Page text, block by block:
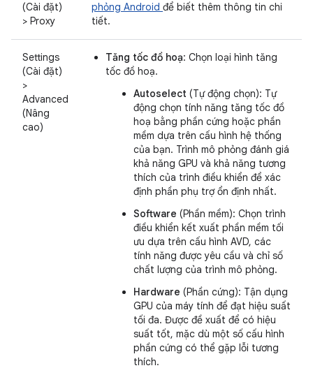
(Cài đặt)
> Proxy
phỏng Android để biết thêm thông tin chi
tiết.
Settings
(Cài đặt)
>
Advanced
(Nâng
cao)
Tăng tốc đồ hoạ: Chọn loại hình tăng
tốc đồ hoạ.
Autoselect (Tự động chọn): Tự
động chọn tính năng tăng tốc đồ
hoạ bằng phần cứng hoặc phần
mềm dựa trên cấu hình hệ thống
của bạn. Trình mô phỏng đánh giá
khả năng GPU và khả năng tương
thích của trình điều khiển để xác
định phần phụ trợ ổn định nhất.
Software (Phần mềm): Chọn trình
điều khiển kết xuất phần mềm tối
ưu dựa trên cấu hình AVD, các
tính năng được yêu cầu và chỉ số
chất lượng của trình mô phỏng.
Hardware (Phần cứng): Tận dụng
GPU của máy tính để đạt hiệu suất
tối đa. Được đề xuất để có hiệu
suất tốt, mặc dù một số cấu hình
phần cứng có thể gặp lỗi tương
thích.